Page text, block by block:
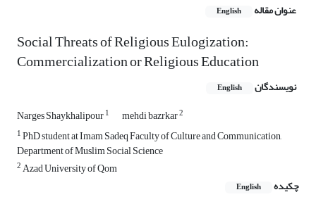
عنوان مقاله English
Social Threats of Religious Eulogization:
Commercialization or Religious Education
نویسندگان English
Narges Shaykhalipour1 mehdi bazrkar2
1PhD student at Imam Sadeq Faculty of Culture and Communication,
Department of Muslim Social Science
2Azad University of Qom
چکیده
English